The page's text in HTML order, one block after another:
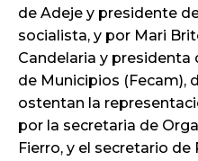
de Adeje y presidente
socialista, y por Mari
Candelaria y presidenta
de Municipios (Fecam),
ostentan la
por la secretaria de
Fierro, y el secretario